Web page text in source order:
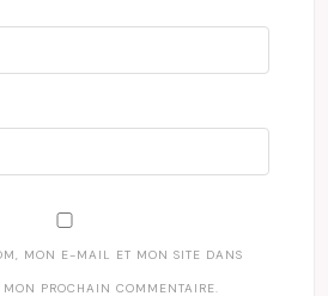
MON E-MAIL ET MON SITE DANS
PROCHAIN COMMENTAIRE.